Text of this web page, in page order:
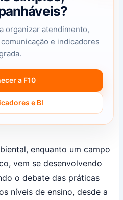
organizar atendimento,
e indicadores
a F10
e BI
enquanto um campo
vem se desenvolvendo
o debate das práticas
níveis de ensino, desde a